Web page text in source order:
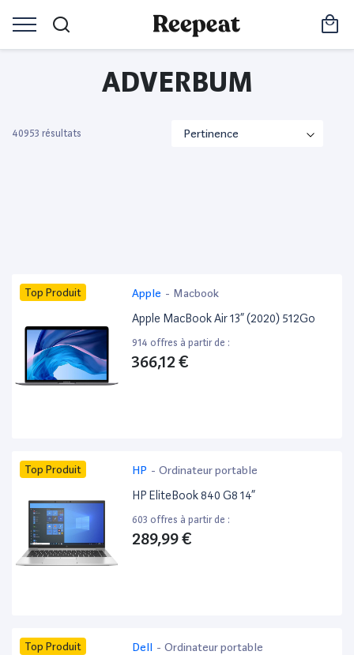
ADVERBUM
40953 résultats
Top Produit Apple - Macbook
Apple MacBook Air 13” (2020) 512Go
914 offres à partir de :
366,12 €
Top Produit HP - Ordinateur portable
HP EliteBook 840 G8 14”
603 offres à partir de :
289,99 €
Top Produit Dell - Ordinateur portable